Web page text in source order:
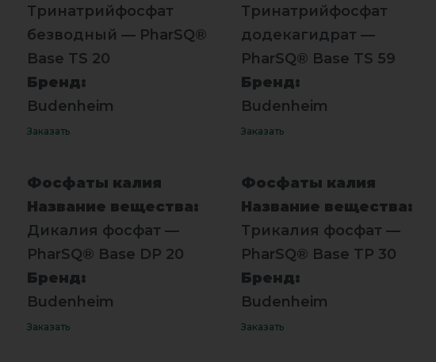
Тринатрийфосфат
безводный — PharSQ®
Base TS 20
Бренд:
Budenheim
Заказать
Тринатрийфосфат
додекагидрат —
PharSQ® Base TS 59
Бренд:
Budenheim
Заказать
Фосфаты калия
Название вещества:
Дикалия фосфат —
PharSQ® Base DP 20
Бренд:
Budenheim
Заказать
Фосфаты калия
Название вещества:
Трикалия фосфат —
PharSQ® Base TP 30
Бренд:
Budenheim
Заказать